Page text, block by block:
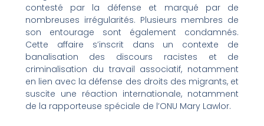
contesté par la défense et marqué par de
nombreuses irrégularités. Plusieurs membres de
son entourage sont également condamnés.
Cette affaire s’inscrit dans un contexte de
banalisation des discours racistes et de
criminalisation du travail associatif, notamment
en lien avec la défense des droits des migrants, et
suscite une réaction internationale, notamment
de la rapporteuse spéciale de l’ONU Mary Lawlor.